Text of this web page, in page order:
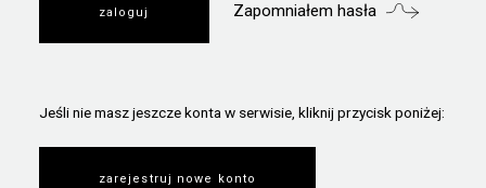
Zapomniałem hasła
Jeśli nie masz jeszcze konta w serwisie, kliknij przycisk poniżej:
zarejestruj nowe konto